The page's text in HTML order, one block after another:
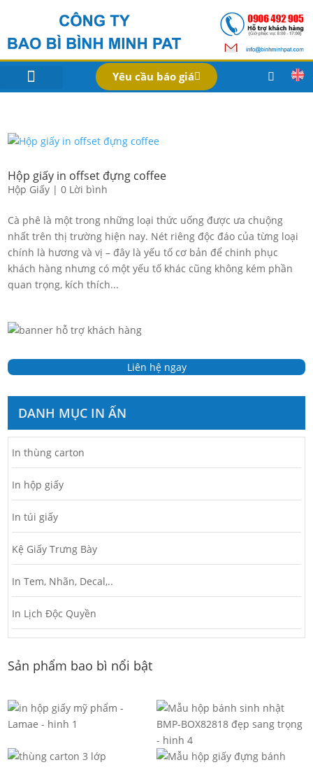
Yêu cầu báo giá
Hộp giấy in offset đựng coffee
Hộp Giấy |0 Lời bình
Cà phê là một trong những loại thức uống được ưa chuộng
nhất trên thị trường hiện nay. Nét riêng độc đáo của từng loại
chính là hương và vị – đây là yếu tố cơ bản để chinh phục
khách hàng nhưng có một yếu tố khác cũng không kém phần
quan trọng, kích thích...
Liên hệ ngay
DANH MỤC IN ẤN
In thùng carton
In hộp giấy
In túi giấy
Kệ Giấy Trưng Bày
In Tem, Nhãn, Decal,..
In Lịch Độc Quyền
Sản phẩm bao bì nổi bật